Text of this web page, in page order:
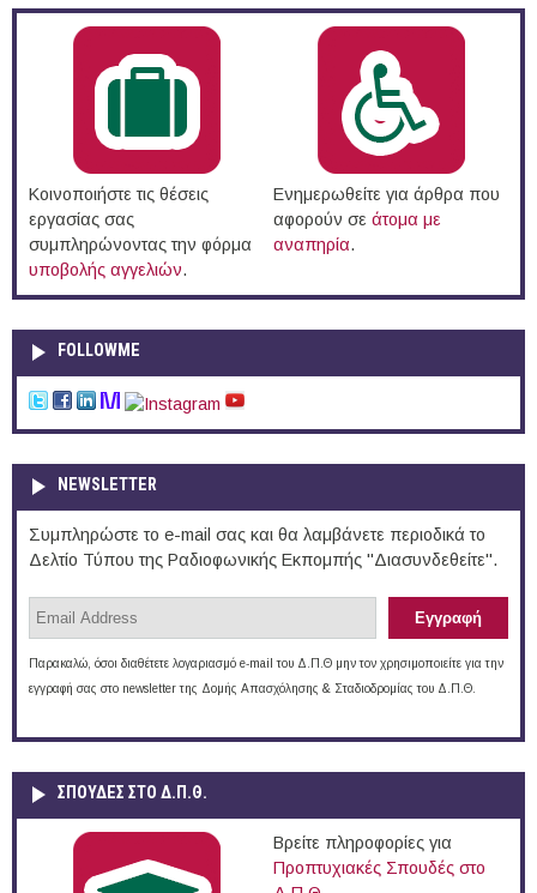
Κοινοποιήστε τις θέσεις
εργασίας σας
συμπληρώνοντας την φόρμα
υποβολής αγγελιών.
Ενημερωθείτε για άρθρα που
αφορούν σε άτομα με
αναπηρία.
FOLLOWME
NEWSLETTER
Συμπληρώστε το e-mail σας και θα λαμβάνετε περιοδικά το
Δελτίο Τύπου της Ραδιοφωνικής Εκπομπής "Διασυνδεθείτε".
Παρακαλώ, όσοι διαθέτετε λογαριασμό e-mail του Δ.Π.Θ μην τον χρησιμοποιείτε για την
εγγραφή σας στο newsletter της Δομής Απασχόλησης & Σταδιοδρομίας του Δ.Π.Θ.
ΣΠΟΥΔΈΣ ΣΤΟ Δ.Π.Θ.
Βρείτε πληροφορίες για
Προπτυχιακές Σπουδές στο